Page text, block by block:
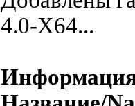
4.0-X64...